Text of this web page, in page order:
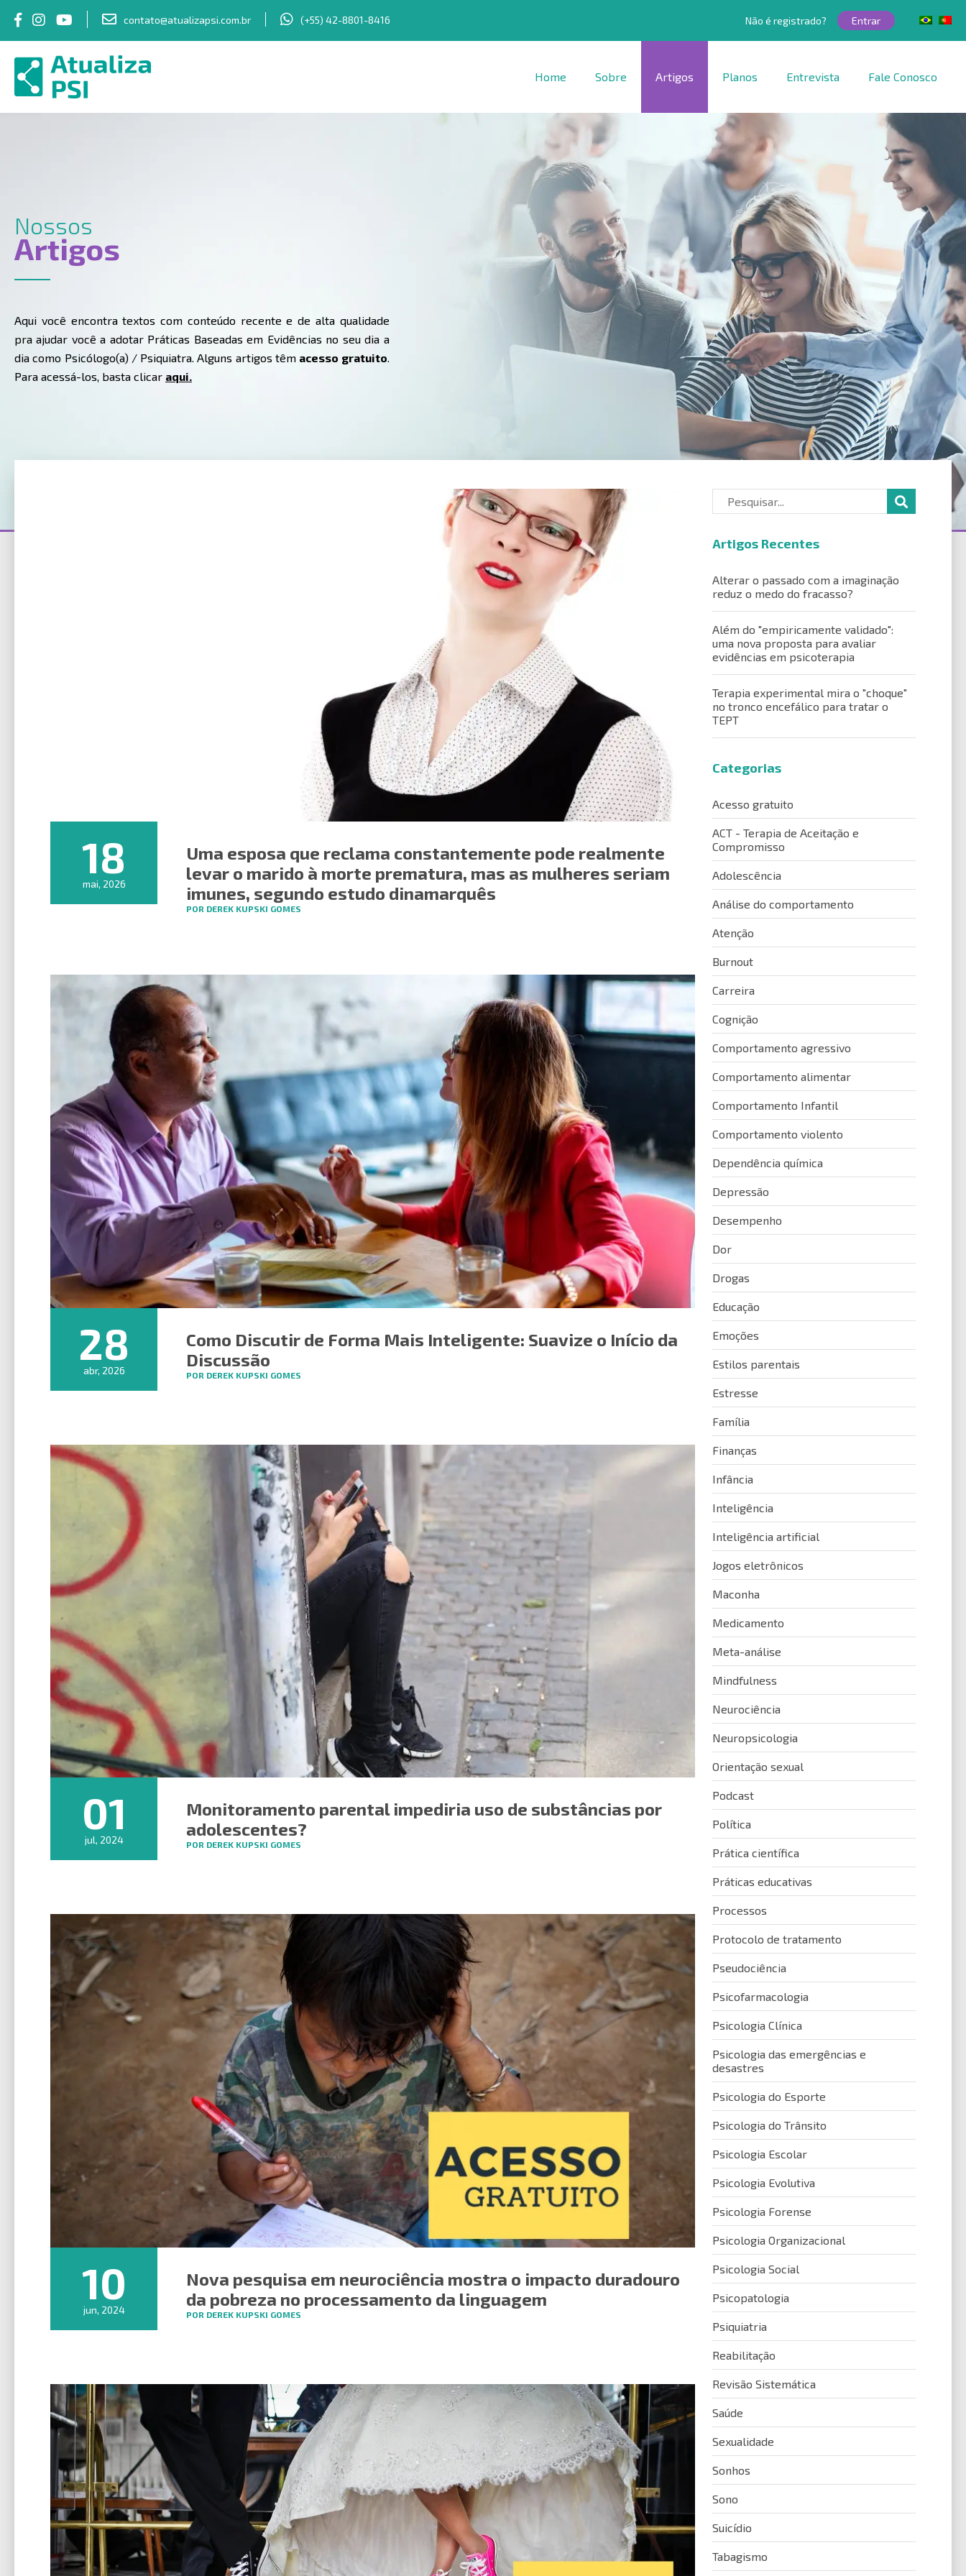
contato@atualizapsi.com.br (+55) 42-8801-8416 Não é registrado? Entrar
Home Sobre Artigos Planos Entrevista Fale Conosco
Nossos
Artigos
Aqui você encontra textos com conteúdo recente e de alta qualidade
pra ajudar você a adotar Práticas Baseadas em Evidências no seu dia a
dia como Psicólogo(a) / Psiquiatra. Alguns artigos têm acesso gratuito.
Para acessá-los, basta clicar aqui.
18
mai, 2026
Uma esposa que reclama constantemente pode realmente
levar o marido à morte prematura, mas as mulheres seriam
imunes, segundo estudo dinamarquês
POR DEREK KUPSKI GOMES
28
abr, 2026
Como Discutir de Forma Mais Inteligente: Suavize o Início da
Discussão
POR DEREK KUPSKI GOMES
01
jul, 2024
Monitoramento parental impediria uso de substâncias por
adolescentes?
POR DEREK KUPSKI GOMES
10
jun, 2024
Nova pesquisa em neurociência mostra o impacto duradouro
da pobreza no processamento da linguagem
POR DEREK KUPSKI GOMES
Artigos Recentes
Alterar o passado com a imaginação
reduz o medo do fracasso?
Além do "empiricamente validado":
uma nova proposta para avaliar
evidências em psicoterapia
Terapia experimental mira o "choque"
no tronco encefálico para tratar o
TEPT
Categorias
Acesso gratuito
ACT - Terapia de Aceitação e
Compromisso
Adolescência
Análise do comportamento
Atenção
Burnout
Carreira
Cognição
Comportamento agressivo
Comportamento alimentar
Comportamento Infantil
Comportamento violento
Dependência química
Depressão
Desempenho
Dor
Drogas
Educação
Emoções
Estilos parentais
Estresse
Família
Finanças
Infância
Inteligência
Inteligência artificial
Jogos eletrônicos
Maconha
Medicamento
Meta-análise
Mindfulness
Neurociência
Neuropsicologia
Orientação sexual
Podcast
Política
Prática científica
Práticas educativas
Processos
Protocolo de tratamento
Pseudociência
Psicofarmacologia
Psicologia Clínica
Psicologia das emergências e
desastres
Psicologia do Esporte
Psicologia do Trânsito
Psicologia Escolar
Psicologia Evolutiva
Psicologia Forense
Psicologia Organizacional
Psicologia Social
Psicopatologia
Psiquiatria
Reabilitação
Revisão Sistemática
Saúde
Sexualidade
Sonhos
Sono
Suicídio
Tabagismo